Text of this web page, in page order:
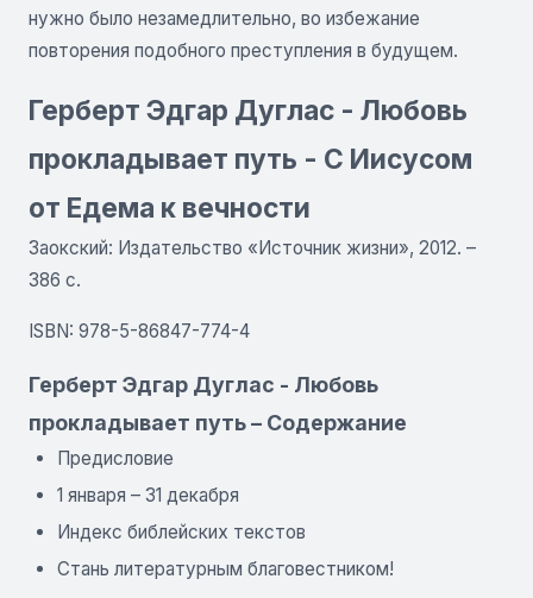
нужно было незамедлительно, во избежание
повторения подобного преступления в будущем.
Герберт Эдгар Дуглас - Любовь
прокладывает путь - С Иисусом
от Едема к вечности
Заокский: Издательство «Источник жизни», 2012. –
386 с.
ISBN: 978-5-86847-774-4
Герберт Эдгар Дуглас - Любовь
прокладывает путь – Содержание
Предисловие
1 января – 31 декабря
Индекс библейских текстов
Стань литературным благовестником!